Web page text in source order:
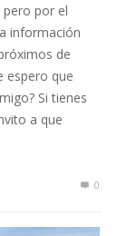
por el
información
de
espero que
Si tienes
a que
0